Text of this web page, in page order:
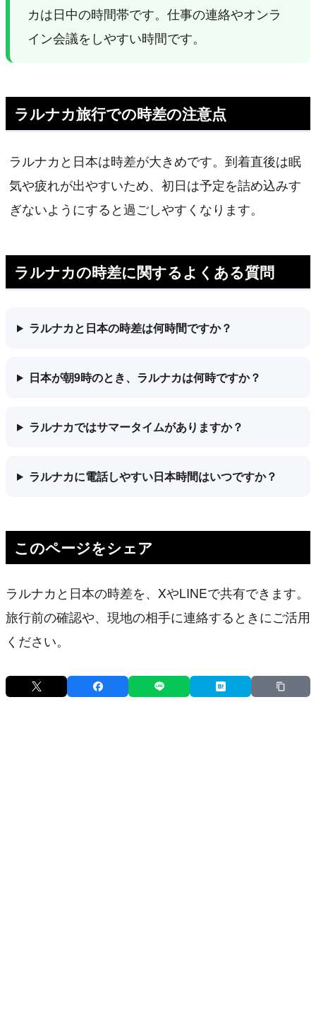
カは日中の時間帯です。仕事の連絡やオンラ
イン会議をしやすい時間です。
ラルナカ旅行での時差の注意点
ラルナカと日本は時差が大きめです。到着直後は眠
気や疲れが出やすいため、初日は予定を詰め込みす
ぎないようにすると過ごしやすくなります。
ラルナカの時差に関するよくある質問
ラルナカと日本の時差は何時間ですか？
日本が朝9時のとき、ラルナカは何時ですか？
ラルナカではサマータイムがありますか？
ラルナカに電話しやすい日本時間はいつですか？
このページをシェア
ラルナカと日本の時差を、XやLINEで共有できます。
旅行前の確認や、現地の相手に連絡するときにご活用
ください。